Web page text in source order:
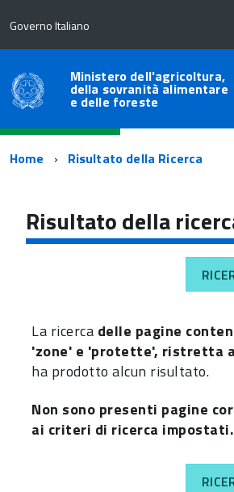
Governo Italiano
Ministero dell'agricoltura,
della sovranità alimentare
e delle foreste
Percorso
navigazione
Home Risultato della Ricerca
Risultato della
La ricerca delle pagine
'zone' e 'protette', ristretta a
ha prodotto alcun risultato.
Non sono presenti pagine
ai criteri di ricerca impostati.